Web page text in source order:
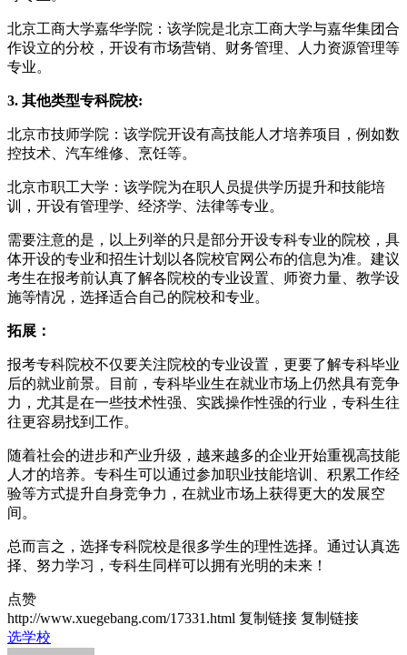
北京工商大学嘉华学院：该学院是北京工商大学与嘉华集团合
作设立的分校，开设有市场营销、财务管理、人力资源管理等
专业。
3. 其他类型专科院校:
北京市技师学院：该学院开设有高技能人才培养项目，例如数
控技术、汽车维修、烹饪等。
北京市职工大学：该学院为在职人员提供学历提升和技能培
训，开设有管理学、经济学、法律等专业。
需要注意的是，以上列举的只是部分开设专科专业的院校，具
体开设的专业和招生计划以各院校官网公布的信息为准。建议
考生在报考前认真了解各院校的专业设置、师资力量、教学设
施等情况，选择适合自己的院校和专业。
拓展：
报考专科院校不仅要关注院校的专业设置，更要了解专科毕业
后的就业前景。目前，专科毕业生在就业市场上仍然具有竞争
力，尤其是在一些技术性强、实践操作性强的行业，专科生往
往更容易找到工作。
随着社会的进步和产业升级，越来越多的企业开始重视高技能
人才的培养。专科生可以通过参加职业技能培训、积累工作经
验等方式提升自身竞争力，在就业市场上获得更大的发展空
间。
总而言之，选择专科院校是很多学生的理性选择。通过认真选
择、努力学习，专科生同样可以拥有光明的未来！
点赞
http://www.xuegebang.com/17331.html 复制链接 复制链接
选学校